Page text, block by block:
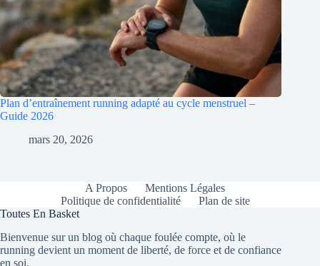
Plan d’entraînement running adapté au cycle menstruel –
Guide 2026
mars 20, 2026
A Propos
Mentions Légales
Politique de confidentialité
Plan de site
Toutes En Basket
Bienvenue sur un blog où chaque foulée compte, où le
running devient un moment de liberté, de force et de confiance
en soi.